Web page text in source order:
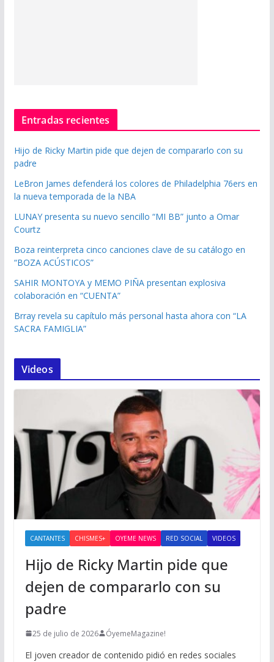
Entradas recientes
Hijo de Ricky Martin pide que dejen de compararlo con su
padre
LeBron James defenderá los colores de Philadelphia 76ers en
la nueva temporada de la NBA
LUNAY presenta su nuevo sencillo “MI BB” junto a Omar
Courtz
Boza reinterpreta cinco canciones clave de su catálogo en
“BOZA ACÚSTICOS”
SAHIR MONTOYA y MEMO PIÑA presentan explosiva
colaboración en “CUENTA”
Brray revela su capítulo más personal hasta ahora con “LA
SACRA FAMIGLIA”
Videos
CANTANTES CHISMES+ OYEME NEWS RED SOCIAL VIDEOS
Hijo de Ricky Martin pide que
dejen de compararlo con su
padre
25 de julio de 2026 ÓyemeMagazine!
El joven creador de contenido pidió en redes sociales